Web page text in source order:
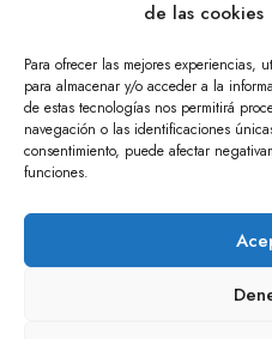
de las cookies
Para ofrecer las mejores experiencias,
para almacenar y/o acceder a la
de estas tecnologías nos permitirá
navegación o las identificaciones
consentimiento, puede afectar
funciones.